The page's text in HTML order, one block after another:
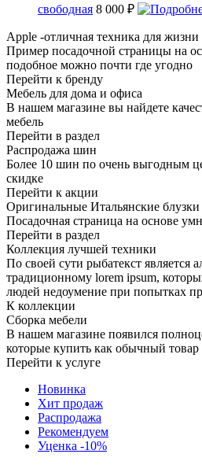
свободная 8 000 ₽
Apple -отличная техника для жизни
Пример посадочной страницы на
подобное можно почти где угодно
Перейти к бренду
Мебель для дома и офиса
В нашем магазине вы найдете
мебель
Перейти в раздел
Распродажа шин
Более 10 шин по очень выгодным
скидке
Перейти к акции
Оригинальные Итальянские блузки
Посадочная страница на основе
Перейти в раздел
Коллекция лучшей техники
По своей сути рыбатекст является
традиционному lorem ipsum,
людей недоумение при попытках
К коллекции
Сборка мебели
В нашем магазине появился
которые купить как обычный товар
Перейти к услуге
Новинка
Хит продаж
Распродажа
Рекомендуем
Уценка -10%